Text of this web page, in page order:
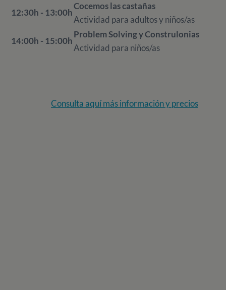
12:30h - 13:00h
Cocemos las castañas
Actividad para adultos y niños/as
14:00h - 15:00h
Problem Solving y Construlonias
Actividad para niños/as
Consulta aquí más información y precios